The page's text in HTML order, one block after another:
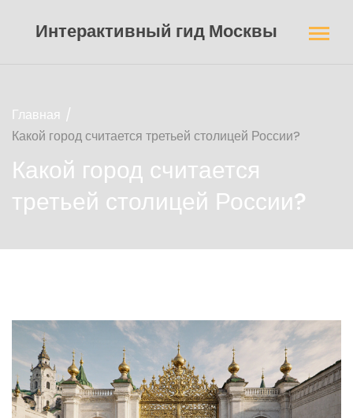
Интерактивный гид Москвы
Главная
Какой город считается третьей столицей России?
Какой город считается
третьей столицей России?